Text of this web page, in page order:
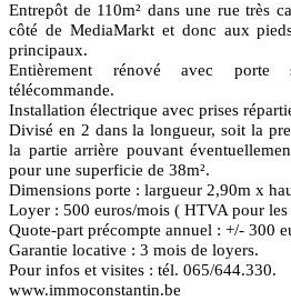
Entrepôt de 110m² dans une rue très
côté de MediaMarkt et donc aux
principaux.
Entièrement rénové avec porte
télécommande.
Installation électrique avec prises
Divisé en 2 dans la longueur, soit la
la partie arrière pouvant
pour une superficie de 38m².
Dimensions porte : largueur 2,90m x
Loyer : 500 euros/mois ( HTVA pour les
Quote-part précompte annuel : +/- 300
Garantie locative : 3 mois de loyers.
Pour infos et visites : tél. 065/644.330.
www.immoconstantin.be